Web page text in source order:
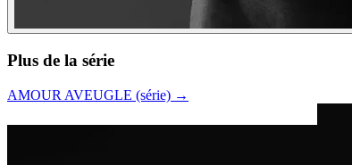
Plus de la série
AMOUR AVEUGLE (série) →